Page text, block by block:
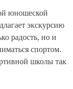
юношеской
экскурсию
радость, но и
спортом.
школы так